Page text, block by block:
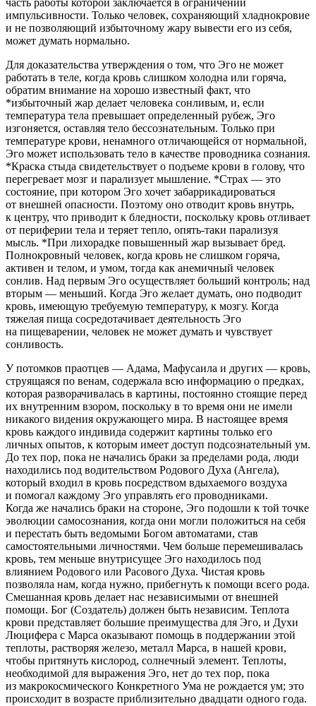
часть работы которой заключается в ограничении
импульсивности. Только человек, сохраняющий хладнокровие
и не позволяющий избыточному жару вывести его из себя,
может думать нормально.
Для доказательства утверждения о том, что Эго не может
работать в теле, когда кровь слишком холодна или горяча,
обратим внимание на хорошо известный факт, что
*избыточный жар делает человека сонливым, и, если
температура тела превышает определенный рубеж, Эго
изгоняется, оставляя тело бессознательным. Только при
температуре крови, ненамного отличающейся от нормальной,
Эго может использовать тело в качестве проводника сознания.
*Краска стыда свидетельствует о подъеме крови в голову, что
перегревает мозг и парализует мышление. *Страх — это
состояние, при котором Эго хочет забаррикадироваться
от внешней опасности. Поэтому оно отводит кровь внутрь,
к центру, что приводит к бледности, поскольку кровь отливает
от периферии тела и теряет тепло, опять-таки парализуя
мысль. *При лихорадке повышенный жар вызывает бред.
Полнокровный человек, когда кровь не слишком горяча,
активен и телом, и умом, тогда как анемичный человек
сонлив. Над первым Эго осуществляет больший контроль; над
вторым — меньший. Когда Эго желает думать, оно подводит
кровь, имеющую требуемую температуру, к мозгу. Когда
тяжелая пища сосредотачивает деятельность Эго
на пищеварении, человек не может думать и чувствует
сонливость.
У потомков праотцев — Адама, Мафусаила и других — кровь,
струящаяся по венам, содержала всю информацию о предках,
которая разворачивалась в картины, постоянно стоящие перед
их внутренним взором, поскольку в то время они не имели
никакого видения окружающего мира. В настоящее время
кровь каждого индивида содержит картины только его
личных опытов, к которым имеет доступ подсознательный ум.
До тех пор, пока не начались браки за пределами рода, люди
находились под водительством Родового Духа (Ангела),
который входил в кровь посредством вдыхаемого воздуха
и помогал каждому Эго управлять его проводниками.
Когда же начались браки на стороне, Эго подошли к той точке
эволюции самосознания, когда они могли положиться на себя
и перестать быть ведомыми Богом автоматами, став
самостоятельными личностями. Чем больше перемешивалась
кровь, тем меньше внутрисущее Эго находилось под
влиянием Родового или Расового Духа. Чистая кровь
позволяла нам, когда нужно, прибегнуть к помощи всего рода.
Смешанная кровь делает нас независимыми от внешней
помощи. Бог (Создатель) должен быть независим. Теплота
крови представляет большие преимущества для Эго, и Духи
Люцифера с Марса оказывают помощь в поддержании этой
теплоты, растворяя железо, металл Марса, в нашей крови,
чтобы притянуть кислород, солнечный элемент. Теплоты,
необходимой для выражения Эго, нет до тех пор, пока
из макрокосмического Конкретного Ума не рождается ум; это
происходит в возрасте приблизительно двадцати одного года.